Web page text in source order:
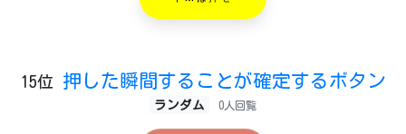
15位 押した瞬間することが確定するボタン
ランダム 0人回覧